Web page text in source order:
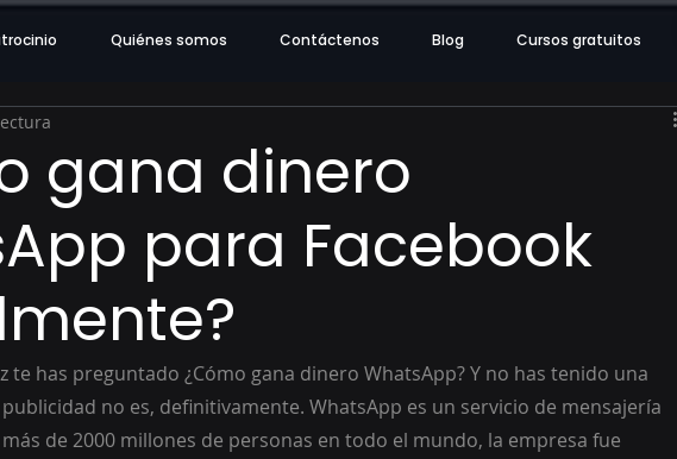
Quiénes somos Contáctenos Blog Cursos gratuitos
gana dinero
para Facebook
te has preguntado ¿Cómo gana dinero WhatsApp? Y no has tenido una
no es, definitivamente. WhatsApp es un servicio de mensajería
de 2000 millones de personas en todo el mundo, la empresa fue